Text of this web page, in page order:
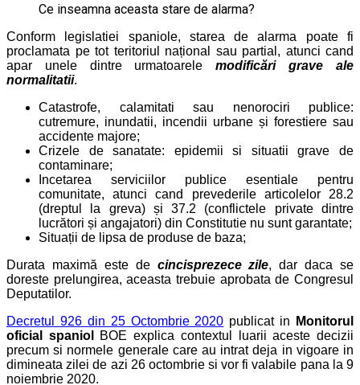
Ce inseamna aceasta stare de alarma?
Conform legislatiei spaniole, starea de alarma poate fi
proclamata pe tot teritoriul național sau partial, atunci cand
apar unele dintre urmatoarelemodificări grave ale
normalitatii.
Catastrofe, calamitati sau nenorociri publice:
cutremure, inundatii, incendii urbane și forestiere sau
accidente majore;
Crizele de sanatate: epidemii si situatii grave de
contaminare;
Incetarea serviciilor publice esentiale pentru
comunitate, atunci cand prevederile articolelor 28.2
(dreptul la greva) și 37.2 (conflictele private dintre
lucrători și angajatori) din Constitutie nu sunt garantate;
Situații de lipsa de produse de baza;
Durata maximă este de cincisprezece zile, dar daca se
doreste prelungirea, aceasta trebuie aprobata de Congresul
Deputatilor.
Decretul 926 din 25 Octombrie 2020 publicat in
Monitorul
oficial spaniol
BOE explica contextul luarii aceste decizii
precum si normele generale care au intrat deja in vigoare in
dimineata zilei de azi 26 octombrie si vor fi valabile pana la 9
noiembrie 2020.